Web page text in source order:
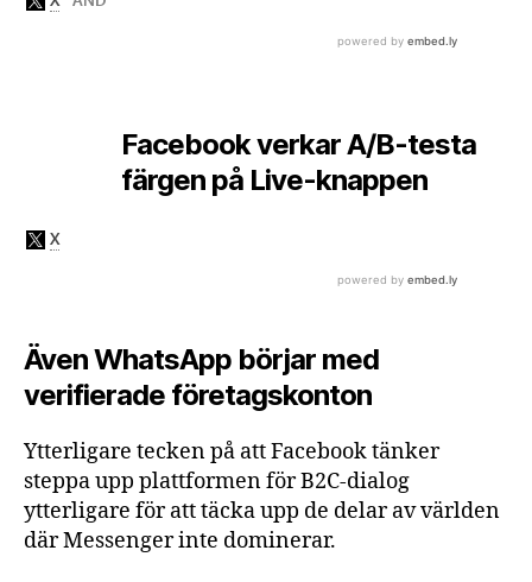
Facebook verkar A/B-testa
färgen på Live-knappen
Även WhatsApp börjar med
verifierade företagskonton
Ytterligare tecken på att Facebook tänker
steppa upp plattformen för B2C-dialog
ytterligare för att täcka upp de delar av världen
där Messenger inte dominerar.